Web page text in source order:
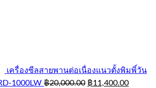
เครื่องซีลสายพานต่อเนื่องแนวตั้งพิมพิ์วัน
1000LW ฿20,000.00 ฿11,400.00